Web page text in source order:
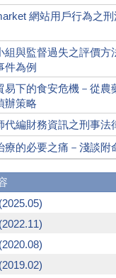
網站用戶行為之
組與監督過失之評價
件為例
易下的食安危機－從
辦策略
代編財務資訊之刑事
療的必要之痛－淺談